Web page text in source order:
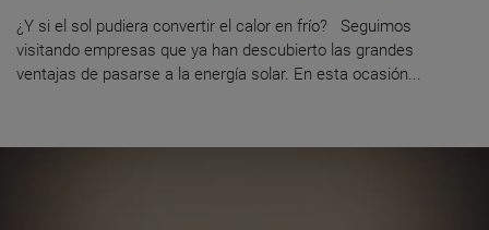
¿Y si el sol pudiera convertir el calor en frío? Seguimos
visitando empresas que ya han descubierto las grandes
ventajas de pasarse a la energía solar. En esta ocasión...